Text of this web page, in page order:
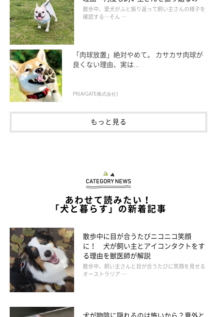
なぜ？
散歩中、愛犬がふと振り返って飼い主さんの様子を
確認する…そん …
「肉球放置」絶対やめて。 カサカサ肉球が
良くない理由、実は...
PR(AIGATE株式会社)
もっと見る
あわせて読みたい！
「犬と暮らす」の新着記事
散歩中に目が合うたびニコニコ笑顔
に！ 犬が飼い主とアイコンタクトをす
る理由を獣医師が解説
散歩中、飼い主さんと目が合うたびに笑顔を見せる
オーストラリア …
犬が物陰に隠れるのは怖いから？意外と